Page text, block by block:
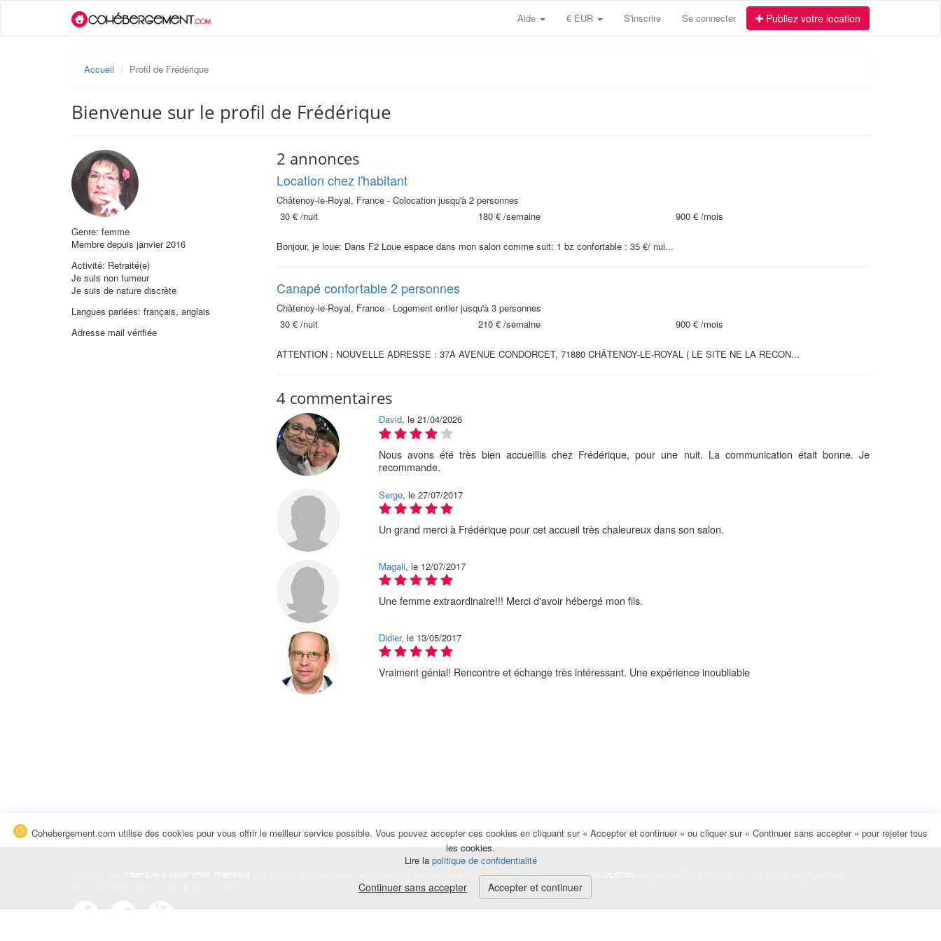
Aide € EUR S'inscrire Se connecter Publiez votre location
Accueil Profil de Frédérique
Bienvenue sur le profil de Frédérique
Genre: femme
Membre depuis janvier 2016
Activité: Retraité(e)
Je suis non fumeur
Je suis de nature discrète
Langues parlées: français, anglais
Adresse mail vérifiée
2 annonces
Location chez l'habitant
Châtenoy-le-Royal, France - Colocation jusqu'à 2 personnes
30 €/nuit 180 €/semaine 900 €/mois
Bonjour, je loue: Dans F2 Loue espace dans mon salon comme suit: 1 bz confortable : 35 €/ nui...
Canapé confortable 2 personnes
Châtenoy-le-Royal, France - Logement entier jusqu'à 3 personnes
30 €/nuit 210 €/semaine 900 €/mois
ATTENTION : NOUVELLE ADRESSE : 37A AVENUE CONDORCET, 71880 CHÂTENOY-LE-ROYAL ( LE SITE NE LA RECON...
4 commentaires
David, le 21/04/2026
Nous avons été très bien accueillis chez Frédérique, pour une nuit. La communication était bonne. Je
recommande.
Serge, le 27/07/2017
Un grand merci à Frédérique pour cet accueil très chaleureux dans son salon.
Magali, le 12/07/2017
Une femme extraordinaire!!! Merci d'avoir hébergé mon fils.
Didier, le 13/05/2017
Vraiment génial! Rencontre et échange très intéressant. Une expérience inoubliable
à la nuitée, à la semaine, au mois ou à l'année pour de courts et longs séjours, une
Cohebergement.com utilise des cookies pour vous offrir le meilleur service possible. Vous pouvez accepter ces cookies en cliquant sur « Accepter et continuer » ou cliquer sur « Continuer sans accepter » pour rejeter tous
les cookies.
Lire la politique de confidentialité
Continuer sans accepter Accepter et continuer